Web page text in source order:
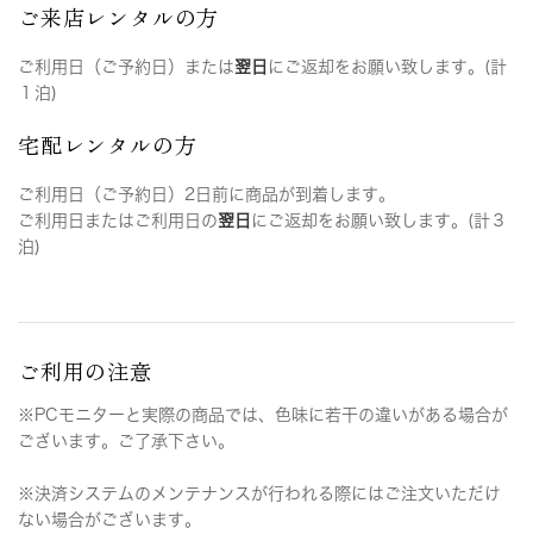
ご来店レンタルの方
ご利用日（ご予約日）または翌日 にご返却をお願い致します。(計
１泊)
宅配レンタルの方
ご利用日（ご予約日）2日前に商品が到着します。
ご利用日またはご利用日の翌日 にご返却をお願い致します。(計３
泊)
ご利用の注意
※PCモニターと実際の商品では、色味に若干の違いがある場合が
ございます。ご了承下さい。
※決済システムのメンテナンスが行われる際にはご注文いただけ
ない場合がございます。